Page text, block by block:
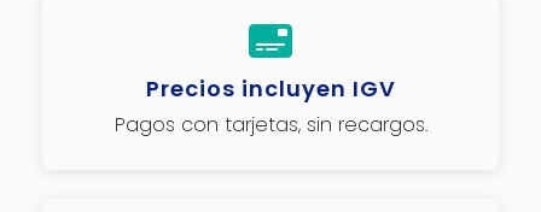
Precios incluyen IGV
Pagos con tarjetas, sin recargos.